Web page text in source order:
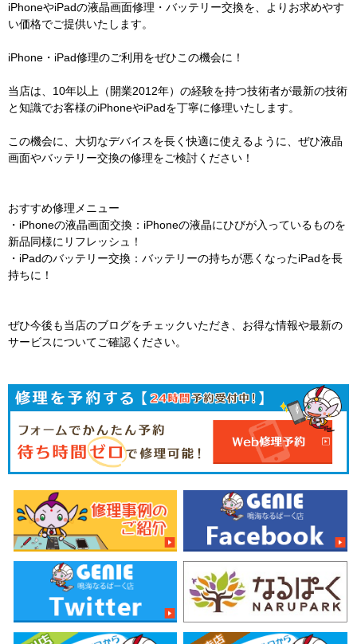
iPhoneやiPadの液晶画面修理・バッテリー交換を、よりお求めやす
い価格でご提供いたします。
iPhone・iPad修理のご利用をぜひこの機会に！
当店は、10年以上（開業2012年）の経験を持つ技術者が最新の技術
と知識でお客様のiPhoneやiPadを丁寧に修理いたします。
この機会に、大切なデバイスを長く快適に使えるように、ぜひ液晶
画面やバッテリー交換の修理をご検討ください！
おすすめ修理メニュー
・iPhoneの液晶画面交換：iPhoneの液晶にひびが入っているものを
新品同様にリフレッシュ！
・iPadのバッテリー交換：バッテリーの持ちが悪くなったiPadを長
持ちに！
ぜひ今後も当店のブログをチェックいただき、お得な情報や最新の
サービスについてご確認ください。